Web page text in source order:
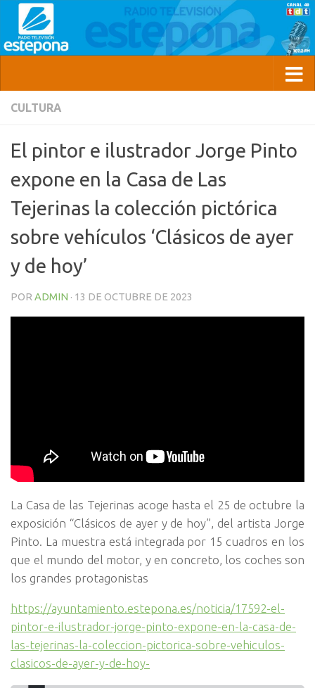
CULTURA
El pintor e ilustrador Jorge Pinto
expone en la Casa de Las
Tejerinas la colección pictórica
sobre vehículos ‘Clásicos de ayer
y de hoy’
POR ADMIN · 13 DE OCTUBRE DE 2023
La Casa de las Tejerinas acoge hasta el 25 de octubre la
exposición “Clásicos de ayer y de hoy”, del artista Jorge
Pinto. La muestra está integrada por 15 cuadros en los
que el mundo del motor, y en concreto, los coches son
los grandes protagonistas
https://ayuntamiento.estepona.es/noticia/17592-el-
pintor-e-ilustrador-jorge-pinto-expone-en-la-casa-de-
las-tejerinas-la-coleccion-pictorica-sobre-vehiculos-
clasicos-de-ayer-y-de-hoy-